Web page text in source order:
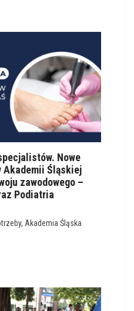
Nowe
Akademii Śląskiej
zawodowego –
Podiatria
Akademia Śląska